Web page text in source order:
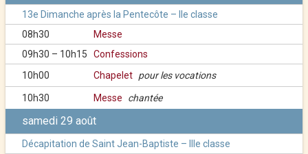
13e Dimanche après la Pentecôte – IIe classe
08h30
Messe
09h30 – 10h15
Confessions
10h00
Chapelet pour les vocations
10h30 Messe chantée
samedi 29 août
Décapitation de Saint Jean-Baptiste – IIIe classe